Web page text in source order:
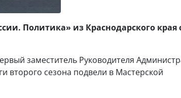
Политика» из Краснодарского края
заместитель Руководителя
второго сезона подвели в Мастерской